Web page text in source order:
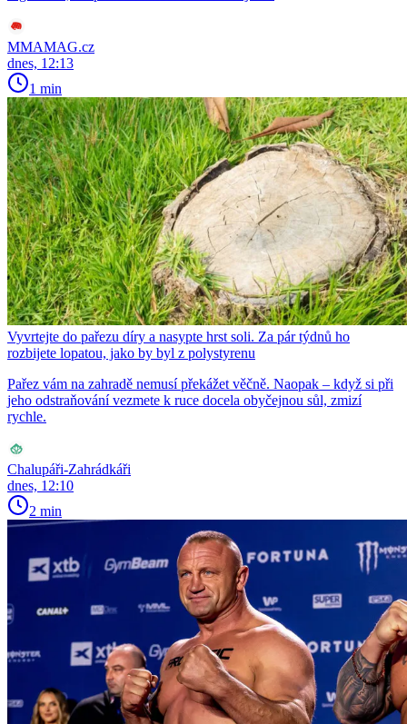
MMAMAG.cz
dnes, 12:13
1 min
Vyvrtejte do pařezu díry a nasypte hrst soli. Za pár týdnů ho
rozbijete lopatou, jako by byl z polystyrenu
Pařez vám na zahradě nemusí překážet věčně. Naopak – když si při
jeho odstraňování vezmete k ruce docela obyčejnou sůl, zmizí
rychle.
Chalupáři-Zahrádkáři
dnes, 12:10
2 min